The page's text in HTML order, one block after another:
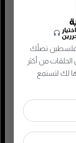
فلسطين تصلُك
من أكثر
لك لتستمع